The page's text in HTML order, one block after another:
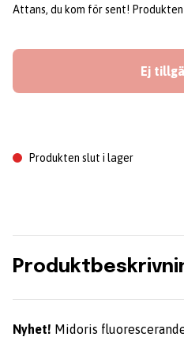
Attans, du kom för sent!
Ej
Produkten slut i lager
Nyhet! Midoris